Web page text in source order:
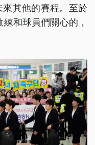
其他的賽程。至於
和球員們關心的，